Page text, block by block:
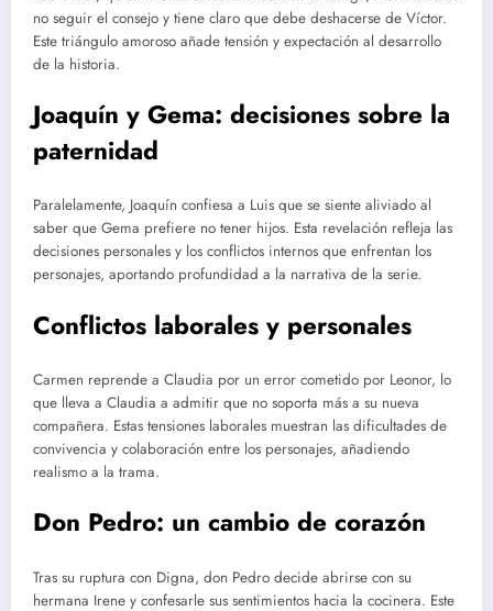
no seguir el consejo y tiene claro que debe deshacerse de Víctor.
Este triángulo amoroso añade tensión y expectación al desarrollo
de la historia.
Joaquín y Gema: decisiones sobre la
paternidad
Paralelamente, Joaquín confiesa a Luis que se siente aliviado al
saber que Gema prefiere no tener hijos. Esta revelación refleja las
decisiones personales y los conflictos internos que enfrentan los
personajes, aportando profundidad a la narrativa de la serie.
Conflictos laborales y personales
Carmen reprende a Claudia por un error cometido por Leonor, lo
que lleva a Claudia a admitir que no soporta más a su nueva
compañera. Estas tensiones laborales muestran las dificultades de
convivencia y colaboración entre los personajes, añadiendo
realismo a la trama.
Don Pedro: un cambio de corazón
Tras su ruptura con Digna, don Pedro decide abrirse con su
hermana Irene y confesarle sus sentimientos hacia la cocinera. Este